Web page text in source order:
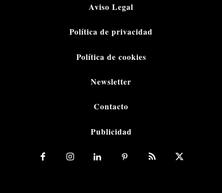
Aviso Legal
Política de privacidad
Política de cookies
Newsletter
Contacto
Publicidad